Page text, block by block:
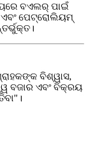
ବଏଲର୍ ପାଇଁ
ପେଟ୍ରୋଲିୟମ୍
ବିଶ୍ୱାସ,
ବଜାର ଏବଂ ବିକ୍ରୟ